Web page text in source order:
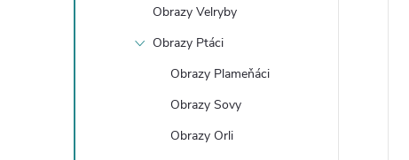
Obrazy Velryby
Obrazy Ptáci
Obrazy Plameňáci
Obrazy Sovy
Obrazy Orli